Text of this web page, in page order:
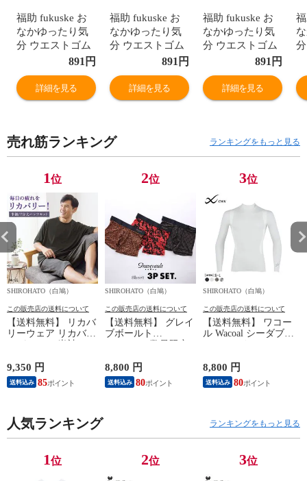
福助 fukuske お
なかゆったり気
分 ウエストゴム
なし ストッキン
ニール シアータ
イツ リラックス
891 円
詳細を見る
福助 fukuske お
なかゆったり気
分 ウエストゴム
なし ストッキン
ニール シアータ
イツ リラックス
891 円
詳細を見る
福助 fukuske お
なかゆったり気
分 ウエストゴム
なし ストッキン
ニール シアータ
イツ リラックス
891 円
詳細を見る
売れ筋ランキング ランキングをもっと見る
1位
SHIROHATO（白鳩）
この販売店の送料について
【送料無料】 リカバ
リーウェア リカバリ
ーパジャマ 半袖 メ
ームウェア パジャマ
リカバリーケア 7分
丈パンツ 疲労回復
9,350 円
送料込み 85
2位
SHIROHATO（白鳩）
この販売店の送料について
【送料無料】 グレイ
ブボールト
Gravevault 数量限定
サーパンツ おまかせ
3P 福袋 ショート ロ
ーライズ 3枚セット
8,800 円
送料込み 80
3位
SHIROHATO（白鳩）
この販売店の送料について
【送料無料】 ワコー
ル Wacoal シーダブリ
JYURYU 柔流 ジュウ
リュウ メンズ トッ
プ SML ハイネック
8,800 円
送料込み 80
人気ランキング ランキングをもっと見る
1位 2位 3位